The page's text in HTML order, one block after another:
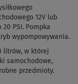
12V lub
20 PSI. Pompka
wypompowywania.
litrów, w której
samochodowe,
przedmioty.